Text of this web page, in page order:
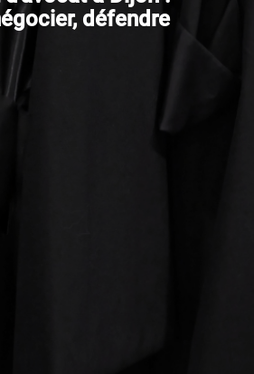
défendre